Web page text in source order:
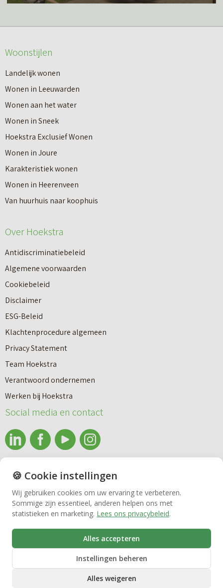
Nieuwbouw
Huren
Bedrijfsmakelaardij
Vastgoedbeheer
VvE beheer
Zorgwoningen
o
e
r
I
n
8
s
t
a
p
p
n
n
a
a
r
e
e
n
n
i
e
u
o
w
s
e
o
v
e
r
V
a
n
n
e
u
Woonstijlen
Landelijk wonen
Wonen in Leeuwarden
Wonen aan het water
Wonen in Sneek
Hoekstra Exclusief Wonen
Wonen in Joure
Karakteristiek wonen
Wonen in Heerenveen
Van huurhuis naar koophuis
Over Hoekstra
Antidiscriminatiebeleid
Algemene voorwaarden
Cookiebeleid
Disclaimer
ESG-Beleid
Klachtenprocedure algemeen
Privacy Statement
Team Hoekstra
Verantwoord ondernemen
Werken bij Hoekstra
Social media en contact
info@makelaardijhoekstra.nl
Alle contactgegevens
Bekijk de laatste nieuwsbrief van Makelaardij Hoekstra
Inschrijven nieuwsbrief Makelaardij Hoekstra
🍪 Cookie instellingen
Wij gebruiken cookies om uw ervaring te verbeteren.
Sommige zijn essentieel, anderen helpen ons met
statistieken en marketing. Lees ons privacybeleid.
Alles accepteren
Instellingen beheren
Alles weigeren